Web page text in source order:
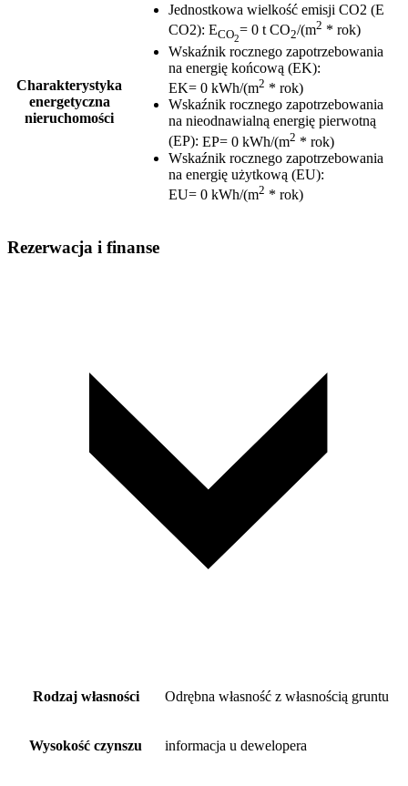
Charakterystyka
energetyczna
nieruchomości
Jednostkowa wielkość emisji CO2 (E
CO2): ECO2
= 0 t CO2/(m2 * rok)
Wskaźnik rocznego zapotrzebowania
na energię końcową (EK):
EK= 0 kWh/(m2 * rok)
Wskaźnik rocznego zapotrzebowania
na nieodnawialną energię pierwotną
(EP): EP= 0 kWh/(m2 * rok)
Wskaźnik rocznego zapotrzebowania
na energię użytkową (EU):
EU= 0 kWh/(m2 * rok)
Rezerwacja i finanse
Rodzaj własności Odrębna własność z własnością gruntu
Wysokość czynszu informacja u dewelopera